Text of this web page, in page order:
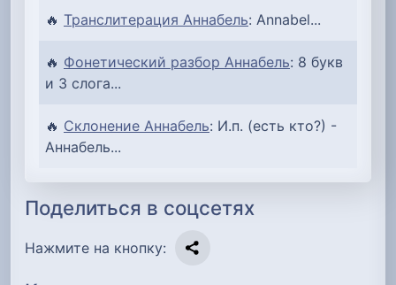
🔥 Транслитерация Аннабель: Annabel...
🔥 Фонетический разбор Аннабель: 8 букв
и 3 слога...
🔥 Склонение Аннабель: И.п. (есть кто?) -
Аннабель...
Поделиться в соцсетях
Нажмите на кнопку: